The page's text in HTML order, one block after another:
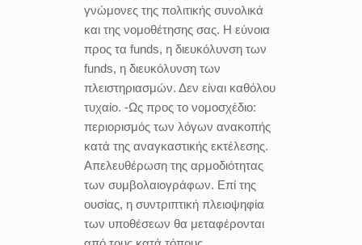
γνώμονες της πολιτικής συνολικά
και της νομοθέτησης σας. Η εύνοια
προς τα funds, η διευκόλυνση των
funds, η διευκόλυνση των
πλειστηριασμών. Δεν είναι καθόλου
τυχαίο. -Ως προς το νομοσχέδιο:
περιορισμός των λόγων ανακοπής
κατά της αναγκαστικής εκτέλεσης.
Απελευθέρωση της αρμοδιότητας
των συμβολαιογράφων. Επί της
ουσίας, η συντριπτική πλειοψηφία
των υποθέσεων θα μεταφέρονται